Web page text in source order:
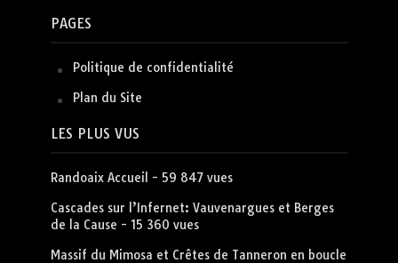
PAGES
Politique de confidentialité
Plan du Site
LES PLUS VUS
Randoaix Accueil - 59 847 vues
Cascades sur l’Infernet: Vauvenargues et Berges
de la Cause - 15 360 vues
Massif du Mimosa et Crêtes de Tanneron en boucle